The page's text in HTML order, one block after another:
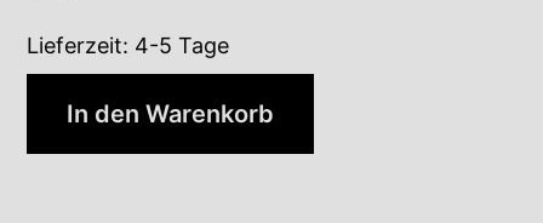
Lieferzeit: 4-5 Tage
In den Warenkorb